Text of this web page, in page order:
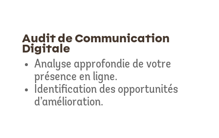
Audit de Communication
Digitale
Analyse approfondie de votre
présence en ligne.
Identification des opportunités
d’amélioration.